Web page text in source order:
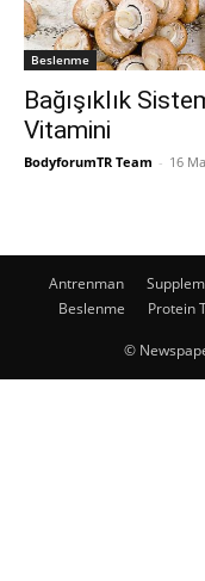
Beslenme
Bağışıklık
Vitamini
BodyforumTR Team - 16
Antrenman
Beslenme
Protein
©